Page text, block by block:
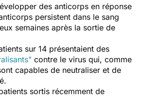
des anticorps en réponse
persistent dans le sang
semaines après la sortie de
sur 14 présentaient des
contre le virus qui, comme
capables de neutraliser et de
sortis récemment de